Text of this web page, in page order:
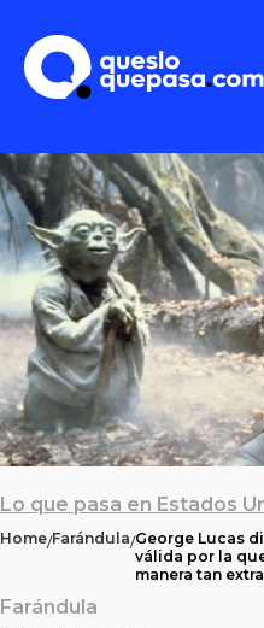
Lo que pasa en Estados
Home/Farándula/George Lucas
válida por la
manera tan
Farándula